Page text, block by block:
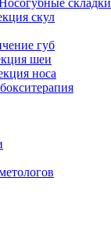
складки
скул
губ
шеи
носа